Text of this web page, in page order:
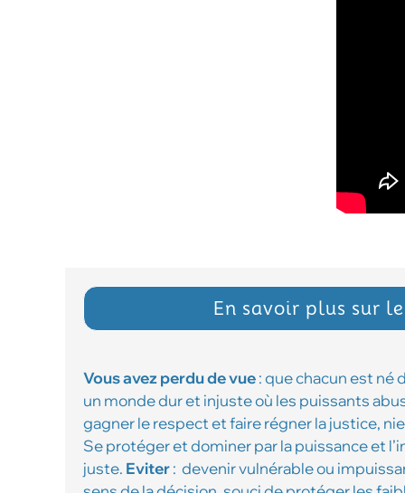
En savoir plus sur
Vous avez perdu de vue: que chacun est né
un monde dur et injuste où les puissants
gagner le respect et faire régner la justice,
Se protéger et dominer par la puissance et
juste. Eviter: devenir vulnérable ou